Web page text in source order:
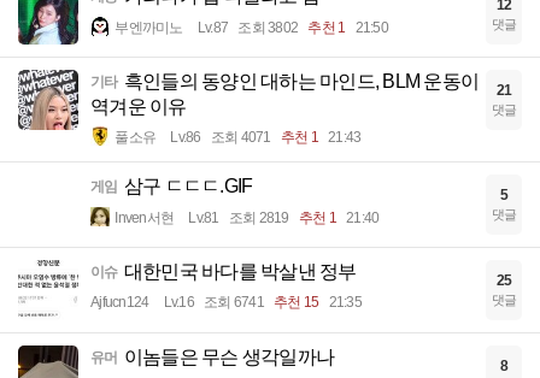
부엔까미노 Lv.87 조회 3802 추천 1 21:50
12
댓글
기타 흑인들의 동양인 대하는 마인드, BLM 운동이
역겨운 이유
풀소유 Lv.86 조회 4071 추천 1 21:43
21
댓글
게임 삼구 ㄷㄷㄷ.GIF
Inven서현 Lv.81 조회 2819 추천 1 21:40
5
댓글
이슈 대한민국 바다를 박살낸 정부
Ajfucn124 Lv.16 조회 6741 추천 15 21:35
25
댓글
유머 이놈들은 무슨 생각일까나 8